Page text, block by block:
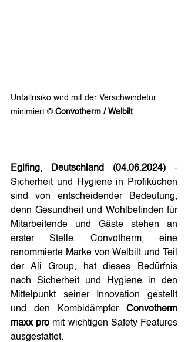
Unfallrisiko wird mit der Verschwindetür
minimiert © Convotherm / Welbilt
Eglfing, Deutschland (04.06.2024) -
Sicherheit und Hygiene in Profiküchen
sind von entscheidender Bedeutung,
denn Gesundheit und Wohlbefinden für
Mitarbeitende und Gäste stehen an
erster Stelle. Convotherm, eine
renommierte Marke von Welbilt und Teil
der Ali Group, hat dieses Bedürfnis
nach Sicherheit und Hygiene in den
Mittelpunkt seiner Innovation gestellt
und den Kombidämpfer Convotherm
maxx pro mit wichtigen Safety Features
ausgestattet.